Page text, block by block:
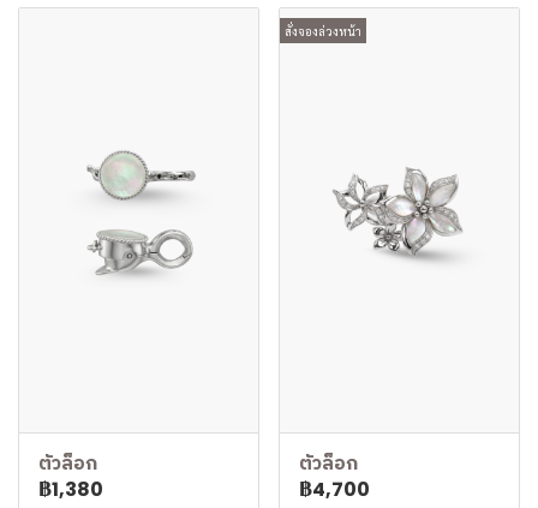
ตัวล็อก
฿1,380
สั่งจองล่วงหน้า
ตัวล็อก
฿4,700